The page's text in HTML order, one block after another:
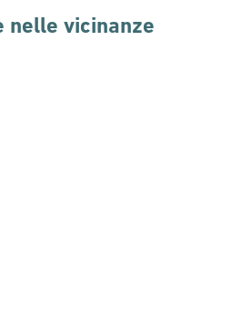
nelle vicinanze